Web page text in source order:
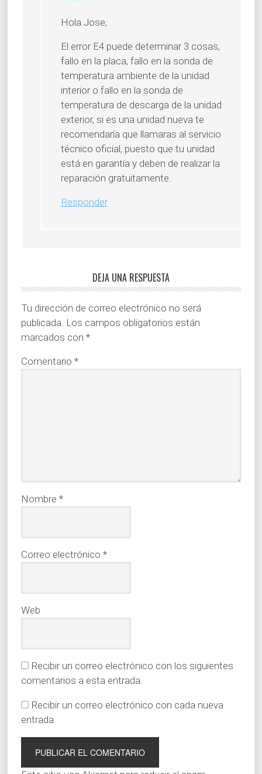
Hola Jose,
El error E4 puede determinar 3 cosas,
fallo en la placa, fallo en la sonda de
temperatura ambiente de la unidad
interior o fallo en la sonda de
temperatura de descarga de la unidad
exterior, si es una unidad nueva te
recomendaría que llamaras al servicio
técnico oficial, puesto que tu unidad
está en garantía y deben de realizar la
reparación gratuitamente.
Responder
DEJA UNA RESPUESTA
Tu dirección de correo electrónico no será
publicada. Los campos obligatorios están
marcados con *
Comentario *
Nombre *
Correo electrónico *
Web
Recibir un correo electrónico con los siguientes
comentarios a esta entrada.
Recibir un correo electrónico con cada nueva
entrada.